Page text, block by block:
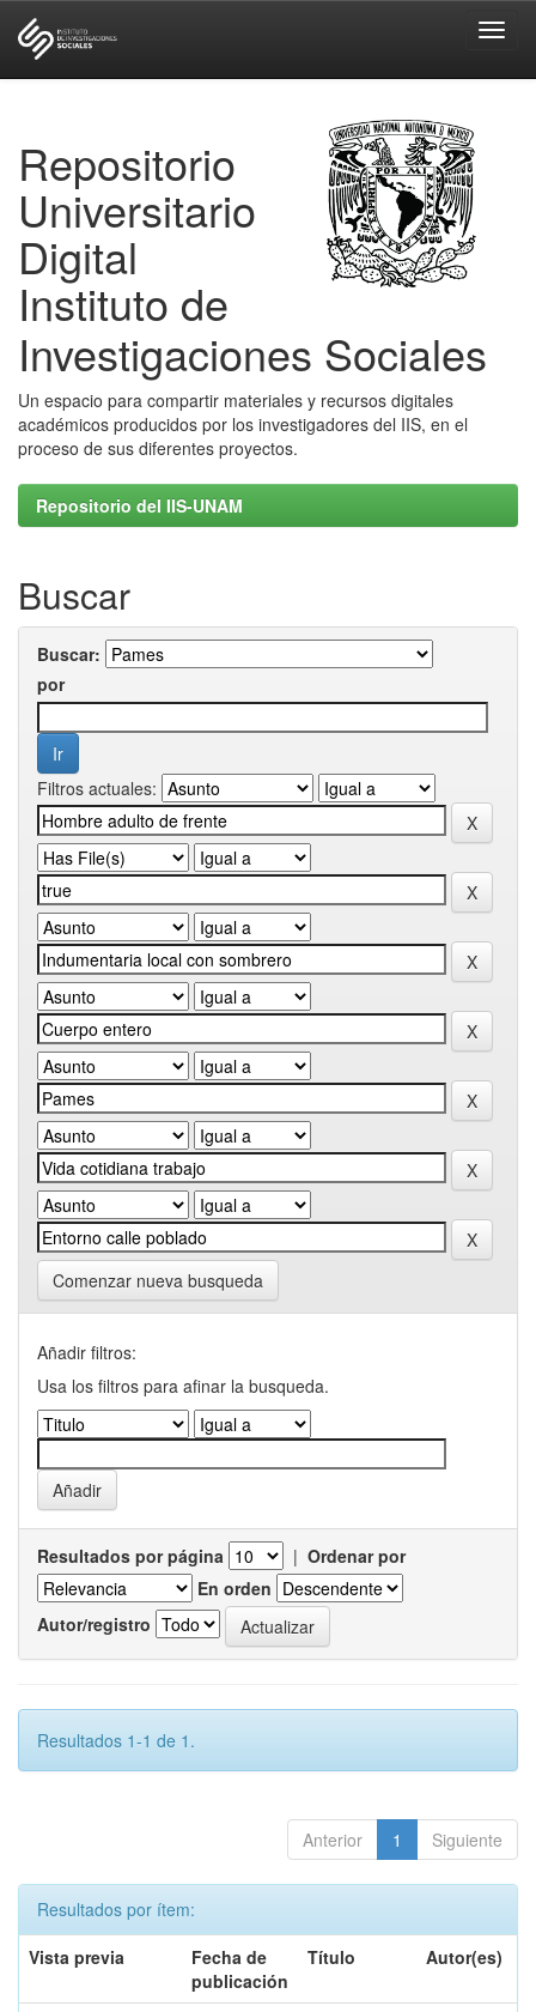
Repositorio
Universitario
Digital
Instituto de
Investigaciones Sociales
Un espacio para compartir materiales y recursos digitales
académicos producidos por los investigadores del IIS, en el
proceso de sus diferentes proyectos.
Repositorio del IIS-UNAM
Buscar
Buscar:
por
Filtros actuales:
Comenzar nueva busqueda
Añadir filtros:
Usa los filtros para afinar la busqueda.
Resultados por página | Ordenar por
En orden
Autor/registro
Resultados 1-1 de 1.
Anterior 1 Siguiente
Resultados por ítem:
Vista previa
Fecha de
publicación
Título Autor(es)